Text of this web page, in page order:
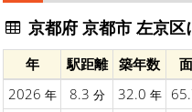
京都府 京都市 左京
年 駅距離 築年数
2026 年 8.3 分 32.0 年